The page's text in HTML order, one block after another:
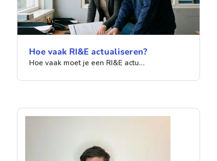
Hoe vaak RI&E actualiseren?
Hoe vaak moet je een RI&E actu…